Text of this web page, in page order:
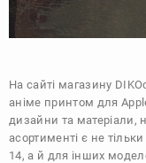
На сайті магазину
аніме принтом для
дизайни та матеріали,
асортименті є не
14, а й для інших